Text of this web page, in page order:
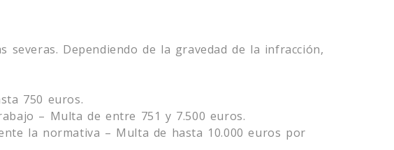
Dependiendo de la gravedad de la infracción,
750 euros.
– Multa de entre 751 y 7.500 euros.
la normativa – Multa de hasta 10.000 euros por